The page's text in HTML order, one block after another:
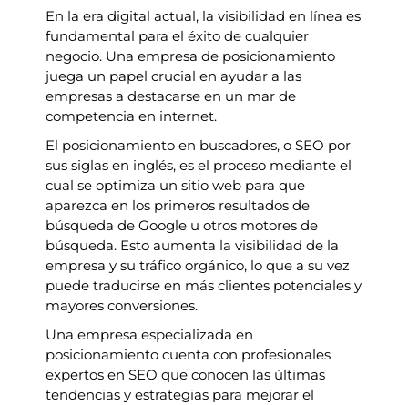
En la era digital actual, la visibilidad en línea es
fundamental para el éxito de cualquier
negocio. Una empresa de posicionamiento
juega un papel crucial en ayudar a las
empresas a destacarse en un mar de
competencia en internet.
El posicionamiento en buscadores, o SEO por
sus siglas en inglés, es el proceso mediante el
cual se optimiza un sitio web para que
aparezca en los primeros resultados de
búsqueda de Google u otros motores de
búsqueda. Esto aumenta la visibilidad de la
empresa y su tráfico orgánico, lo que a su vez
puede traducirse en más clientes potenciales y
mayores conversiones.
Una empresa especializada en
posicionamiento cuenta con profesionales
expertos en SEO que conocen las últimas
tendencias y estrategias para mejorar el